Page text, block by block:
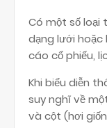
Có một số loại
dạng lưới hoặc
cáo cổ phiếu,
Khi biểu diễn
suy nghĩ về
và cột (hơi